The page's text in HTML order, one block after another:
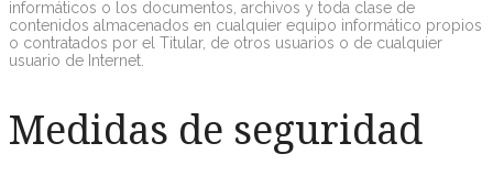
informáticos o los documentos, archivos y toda clase de
contenidos almacenados en cualquier equipo informático propios
o contratados por el Titular, de otros usuarios o de cualquier
usuario de Internet.
Medidas de seguridad